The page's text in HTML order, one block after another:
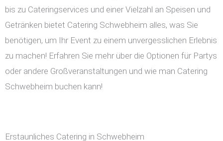
bis zu Cateringservices und einer Vielzahl an Speisen und
Getränken bietet Catering Schwebheim alles, was Sie
benötigen, um Ihr Event zu einem unvergesslichen Erlebnis
zu machen! Erfahren Sie mehr über die Optionen für Partys
oder andere Großveranstaltungen und wie man Catering
Schwebheim buchen kann!
Erstaunliches Catering in Schwebheim